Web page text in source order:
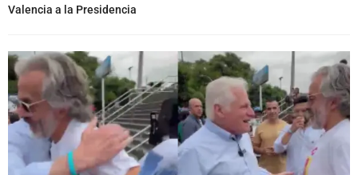
Valencia a la Presidencia